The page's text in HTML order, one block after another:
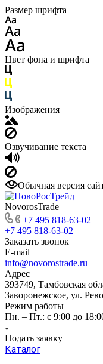
Размер шрифта
Цвет фона и шрифта
Изображения
Озвучивание текста
Обычная версия
NovorosTrade
+7 495 818-63-02
+7 495 818-63-02
Заказать звонок
E-mail
info@novorostrade.ru
Адрес
393749, Тамбовская
Заворонежское, ул.
Режим работы
Пн. – Пт.: с 9:00 до
Подать заявку
Каталог